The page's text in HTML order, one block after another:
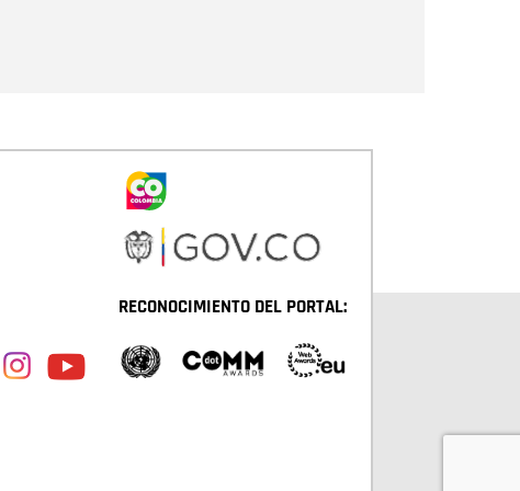
RECONOCIMIENTO DEL PORTAL: